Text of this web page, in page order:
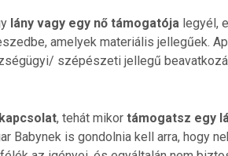
lány vagy egy nő támogatójalegyél,
amelyek materiális jellegűek.
szépészeti jellegű
, tehát mikor támogatsz egy
Babynek is gondolnia kell arra, hogy